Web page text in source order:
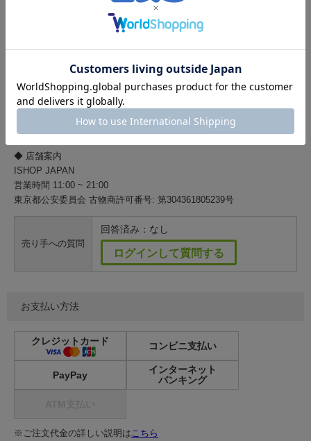
* 店頭同時販売のため売り切れの際はご容赦ください。
* 在庫が複数台ある為、表示IMEI・シリアルの商品が届くとは限りま
せん。
* 商品状態が同等・同色に限り、そのまま発送いたします。
* 発送時、連絡欄に対象番号を記載いたします。
* 記載がない場合は、表示番号の発送となります。
◆ 店舗案内
ISHOP JAPAN
営業時間 11:00 ~ 21:00
東京都公安委員会 古物商許可番号: 第304361805239号
売り手への質問
回答済み：なし
ログインして質問する
お支払い方法
クレジットカード コンビニ支払い
PayPay
インターネット
バンキング
※ご注文代金の詳しい説明はこちら